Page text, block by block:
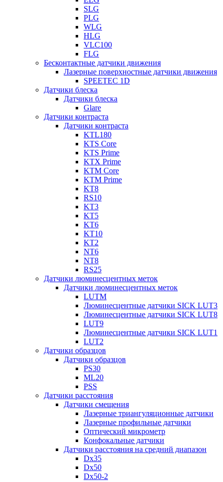
SLG
PLG
WLG
HLG
VLC100
FLG
Бесконтактные датчики движения
Лазерные поверхностные датчики движения
SPEETEC 1D
Датчики блеска
Датчики блеска
Glare
Датчики контраста
Датчики контраста
KTL180
KTS Core
KTS Prime
KTX Prime
KTM Core
KTM Prime
KT8
RS10
KT3
KT5
KT6
KT10
KT2
NT6
NT8
RS25
Датчики люминесцентных меток
Датчики люминесцентных меток
LUTM
Люминесцентные датчики SICK LUT3
Люминесцентные датчики SICK LUT8
LUT9
Люминесцентные датчики SICK LUT1
LUT2
Датчики образцов
Датчики образцов
PS30
ML20
PSS
Датчики расстояния
Датчики смещения
Лазерные триангуляционные датчики
Лазерные профильные датчики
Оптический микрометр
Конфокальные датчики
Датчики расстояния на средний диапазон
Dx35
Dx50
Dx50-2